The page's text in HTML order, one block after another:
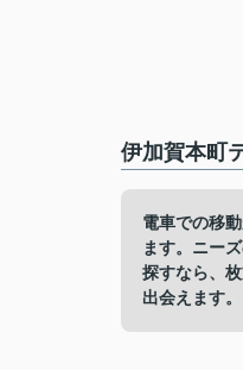
伊加賀本町
電車での移
ます。ニー
探すなら、
出会えます。